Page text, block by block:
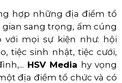
hợp những địa điểm tổ
sang trọng, ấm cúng
mọi sự kiện như: hội
tiệc sinh nhật, tiệc cưới,
HSV Media hy vọng
địa điểm tổ chức và có